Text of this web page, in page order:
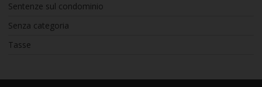
Sentenze sul condominio
Senza categoria
Tasse